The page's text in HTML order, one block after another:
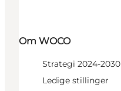
Om WOCO
Strategi 2024-2030
Ledige stillinger